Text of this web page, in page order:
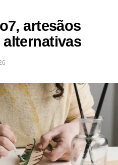
artesãos
alternativas